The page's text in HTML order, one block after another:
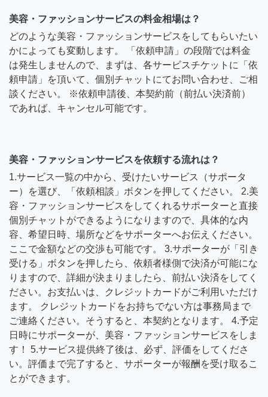
美容・ファッションサービスの料金相場は？
どのような美容・ファッションサービスをしてもらいたい
かによっても変動します。 「依頼申請」の段階では料金
は発生しませんので、まずは、各サービスチケットに「依
頼申請」を頂いて、個別チャットにてお問い合わせ、ご相
談ください。 ※依頼申請後、本契約前（前払い決済前）
であれば、キャンセル可能です。
美容・ファッションサービスを依頼する流れは？
1.サービス一覧の中から、受けたいサービス（サポータ
ー）を選び、「依頼相談」ボタンを押してください。 2.美
容・ファッションサービスをしてくれるサポーターと直接
個別チャットができるようになりますので、具体的な内
容、希望日時、場所などをサポーターへお伝えください。
ここで金額などの交渉も可能です。 3.サポーターが「引き
受ける」ボタンを押したら、依頼者様側で決済が可能にな
りますので、詳細が決まりましたら、前払い決済をしてく
ださい。お支払いは、クレジットカードがご利用いただけ
ます。 クレジットカードをお持ちでない方は事務局まで
ご連絡ください。そうすると、本契約となります。 4.予定
日時にサポーターが、美容・ファッションサービスをしま
す！ 5.サービス提供終了後は、必ず、評価をしてくださ
い。評価まで完了すると、サポーターが報酬を受け取るこ
とができます。